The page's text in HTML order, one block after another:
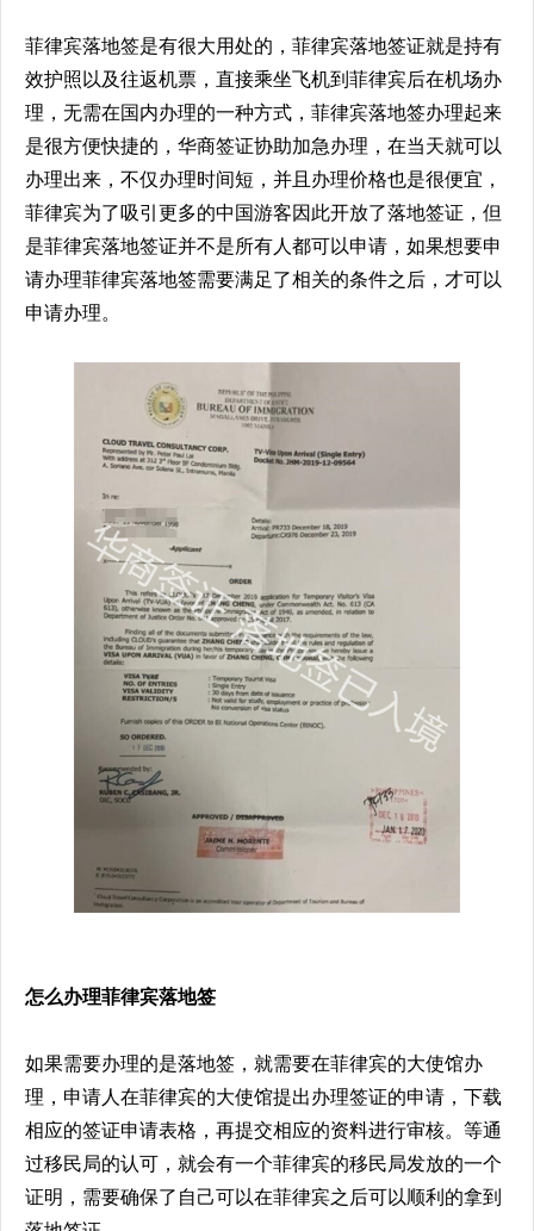
菲律宾落地签是有很大用处的，菲律宾落地签证就是持有
效护照以及往返机票，直接乘坐飞机到菲律宾后在机场办
理，无需在国内办理的一种方式，菲律宾落地签办理起来
是很方便快捷的，华商签证协助加急办理，在当天就可以
办理出来，不仅办理时间短，并且办理价格也是很便宜，
菲律宾为了吸引更多的中国游客因此开放了落地签证，但
是菲律宾落地签证并不是所有人都可以申请，如果想要申
请办理菲律宾落地签需要满足了相关的条件之后，才可以
申请办理。
怎么办理菲律宾落地签
如果需要办理的是落地签，就需要在菲律宾的大使馆办
理，申请人在菲律宾的大使馆提出办理签证的申请，下载
相应的签证申请表格，再提交相应的资料进行审核。等通
过移民局的认可，就会有一个菲律宾的移民局发放的一个
证明，需要确保了自己可以在菲律宾之后可以顺利的拿到